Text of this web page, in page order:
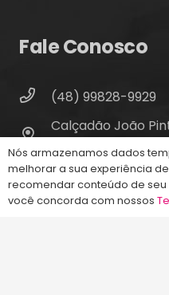
Fale Conosco
(48) 99828-9929
Calçadão João
Florianópolis –
Nós armazenamos dados
melhorar a sua experiência
recomendar conteúdo de seu
você concorda com nossos